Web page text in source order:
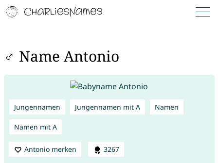
♂ Name Antonio
Jungennamen Jungennamen mit A Namen
Namen mit A
Antonio merken 3267